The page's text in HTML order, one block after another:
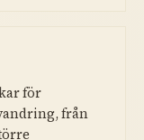
för
från